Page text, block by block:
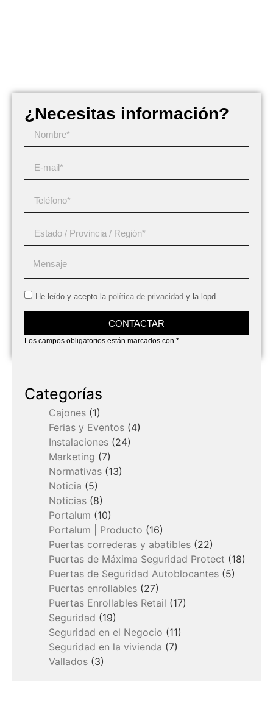
¿Necesitas información?
He leído y acepto la política de privacidad y la lopd.
CONTACTAR
Los campos obligatorios están marcados con *
Categorías
Cajones (1)
Ferias y Eventos (4)
Instalaciones (24)
Marketing (7)
Normativas (13)
Noticia (5)
Noticias (8)
Portalum (10)
Portalum | Producto (16)
Puertas correderas y abatibles (22)
Puertas de Máxima Seguridad Protect (18)
Puertas de Seguridad Autoblocantes (5)
Puertas enrollables (27)
Puertas Enrollables Retail (17)
Seguridad (19)
Seguridad en el Negocio (11)
Seguridad en la vivienda (7)
Vallados (3)